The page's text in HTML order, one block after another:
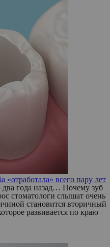
всего пару лет
два года назад… Почему зуб
стоматологи слышат очень
становится вторичный
развивается по краю